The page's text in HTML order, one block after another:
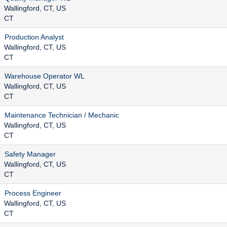
Wallingford, CT, US
CT
Production Analyst
Wallingford, CT, US
CT
Warehouse Operator WL
Wallingford, CT, US
CT
Maintenance Technician / Mechanic
Wallingford, CT, US
CT
Safety Manager
Wallingford, CT, US
CT
Process Engineer
Wallingford, CT, US
CT